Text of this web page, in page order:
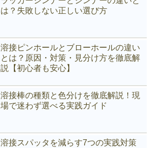
は？失敗しない正しい選び方
溶接ピンホールとブローホールの違い
とは？原因・対策・見分け方を徹底解
説【初心者も安心】
溶接棒の種類と色分けを徹底解説！現
場で迷わず選べる実践ガイド
溶接スパッタを減らす7つの実践対策